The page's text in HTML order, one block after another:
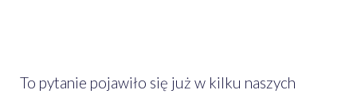
To pytanie pojawiło się już w kilku naszych